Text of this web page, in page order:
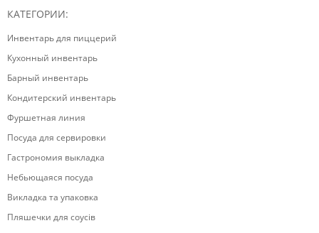
КАТЕГОРИИ:
Инвентарь для пиццерий
Кухонный инвентарь
Барный инвентарь
Кондитерский инвентарь
Фуршетная линия
Посуда для сервировки
Гастрономия выкладка
Небьющаяся посуда
Викладка та упаковка
Пляшечки для соусів